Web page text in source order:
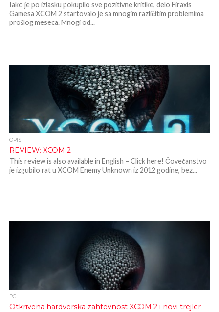
Iako je po izlasku pokupilo sve pozitivne kritike, delo Firaxis
Gamesa XCOM 2 startovalo je sa mnogim različitim problemima
prošlog meseca. Mnogi od...
OPISI
REVIEW: XCOM 2
This review is also available in English – Click here! Čovečanstvo
je izgubilo rat u XCOM Enemy Unknown iz 2012 godine, bez...
PC
Otkrivena hardverska zahtevnost XCOM 2 i novi trejler